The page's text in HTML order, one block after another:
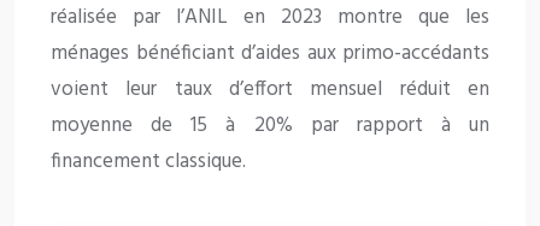
réalisée par l’ANIL en 2023 montre que les
ménages bénéficiant d’aides aux primo-accédants
voient leur taux d’effort mensuel réduit en
moyenne de 15 à 20% par rapport à un
financement classique.